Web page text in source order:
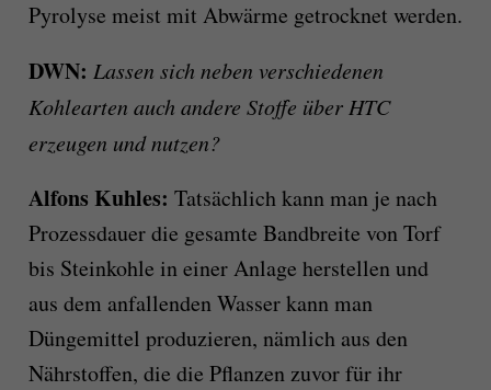
Pyrolyse meist mit Abwärme getrocknet werden.
DWN: Lassen sich neben verschiedenen
Kohlearten auch andere Stoffe über HTC
erzeugen und nutzen?
Alfons Kuhles: Tatsächlich kann man je nach
Prozessdauer die gesamte Bandbreite von Torf
bis Steinkohle in einer Anlage herstellen und
aus dem anfallenden Wasser kann man
Düngemittel produzieren, nämlich aus den
Nährstoffen, die die Pflanzen zuvor für ihr